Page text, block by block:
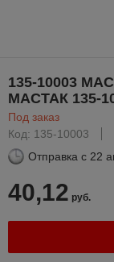
135-10003
МАСТАК 135-
Под заказ
Код: 135-10003
Отправка с 22
40,12 руб.